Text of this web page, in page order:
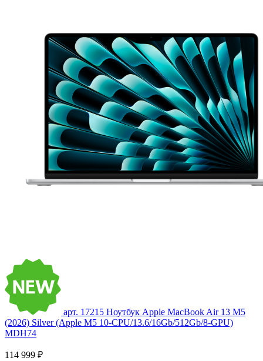
арт. 17215 Ноутбук Apple MacBook Air 13 M5
(2026) Silver (Apple M5 10-CPU/13.6/16Gb/512Gb/8-GPU)
MDH74
114 999 ₽